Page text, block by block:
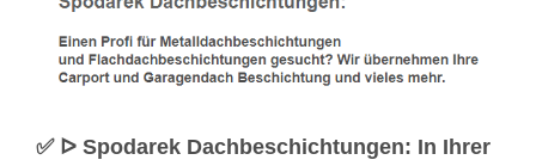
✅ ᐅ Spodarek Dachbeschichtungen: In Ihrer